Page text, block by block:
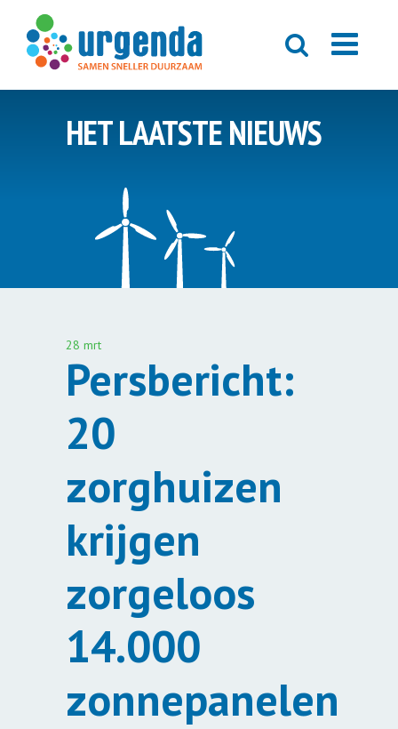
HET LAATSTE NIEUWS
28 mrt
Persbericht:
20
zorghuizen
krijgen
zorgeloos
14.000
zonnepanelen